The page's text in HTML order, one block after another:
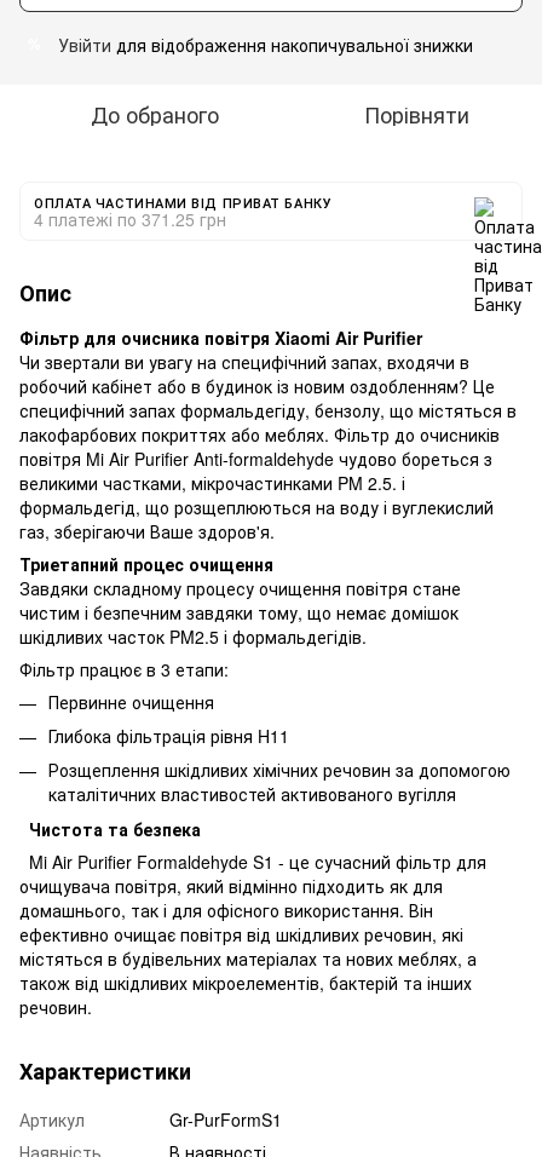
Увійти для відображення накопичувальної знижки
До обраного Порівняти
ОПЛАТА ЧАСТИНАМИ ВІД ПРИВАТ БАНКУ
4 платежі по 371.25 грн
Опис
Фільтр для очисника повітря Xiaomi Air Purifier
Чи звертали ви увагу на специфічний запах, входячи в
робочий кабінет або в будинок із новим оздобленням? Це
специфічний запах формальдегіду, бензолу, що містяться в
лакофарбових покриттях або меблях. Фільтр до очисників
повітря Mi Air Purifier Anti-formaldehyde чудово бореться з
великими частками, мікрочастинками PM 2.5. і
формальдегід, що розщеплюються на воду і вуглекислий
газ, зберігаючи Ваше здоров'я.
Триетапний процес очищення
Завдяки складному процесу очищення повітря стане
чистим і безпечним завдяки тому, що немає домішок
шкідливих часток PM2.5 і формальдегідів.
Фільтр працює в 3 етапи:
Первинне очищення
Глибока фільтрація рівня H11
Розщеплення шкідливих хімічних речовин за допомогою
каталітичних властивостей активованого вугілля
Чистота та безпека
Mi Air Purifier Formaldehyde S1 - це сучасний фільтр для
очищувача повітря, який відмінно підходить як для
домашнього, так і для офісного використання. Він
ефективно очищає повітря від шкідливих речовин, які
містяться в будівельних матеріалах та нових меблях, а
також від шкідливих мікроелементів, бактерій та інших
речовин.
Характеристики
Артикул
Gr-PurFormS1
Наявність
В наявності